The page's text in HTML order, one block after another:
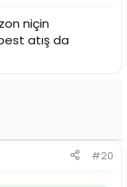
niçin
atış da
#20